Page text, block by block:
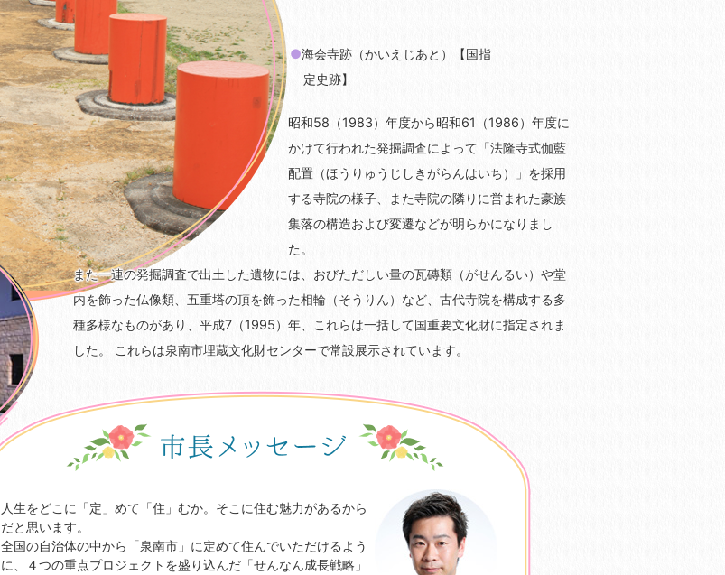
●海会寺跡（かいえじあと）【国指
定史跡】
昭和58（1983）年度から昭和61（1986）年度に
かけて行われた発掘調査によって「法隆寺式伽藍
配置（ほうりゅうじしきがらんはいち）」を採用
する寺院の様子、また寺院の隣りに営まれた豪族
集落の構造および変遷などが明らかになりまし
た。
また一連の発掘調査で出土した遺物には、おびただしい量の瓦磚類（がせんるい）や堂
内を飾った仏像類、五重塔の頂を飾った相輪（そうりん）など、古代寺院を構成する多
種多様なものがあり、平成7（1995）年、これらは一括して国重要文化財に指定されま
した。 これらは泉南市埋蔵文化財センターで常設展示されています。
人生をどこに「定」めて「住」むか。そこに住む魅力があるから
だと思います。
全国の自治体の中から「泉南市」に定めて住んでいただけるよう
に、４つの重点プロジェクトを盛り込んだ「せんなん成長戦略」